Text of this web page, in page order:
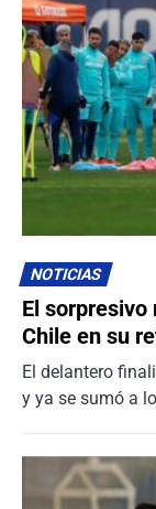
NOTICIAS
El sorpresivo
Chile en su
El delantero
y ya se sumó a